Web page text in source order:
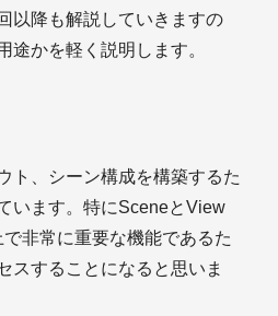
以降も解説していきますの
途かを軽く説明します。
ト、シーン構成を構築するた
います。特にSceneとView
非常に重要な機能であるた
スすることになると思いま